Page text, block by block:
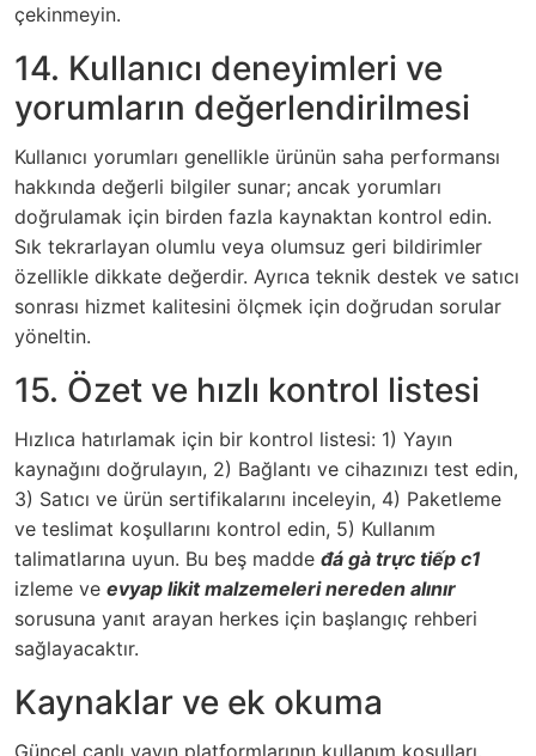
çekinmeyin.
14. Kullanıcı deneyimleri ve
yorumların değerlendirilmesi
Kullanıcı yorumları genellikle ürünün saha performansı
hakkında değerli bilgiler sunar; ancak yorumları
doğrulamak için birden fazla kaynaktan kontrol edin.
Sık tekrarlayan olumlu veya olumsuz geri bildirimler
özellikle dikkate değerdir. Ayrıca teknik destek ve satıcı
sonrası hizmet kalitesini ölçmek için doğrudan sorular
yöneltin.
15. Özet ve hızlı kontrol listesi
Hızlıca hatırlamak için bir kontrol listesi: 1) Yayın
kaynağını doğrulayın, 2) Bağlantı ve cihazınızı test edin,
3) Satıcı ve ürün sertifikalarını inceleyin, 4) Paketleme
ve teslimat koşullarını kontrol edin, 5) Kullanım
talimatlarına uyun. Bu beş madde đá gà trực tiếp c1
izleme ve evyap likit malzemeleri nereden alınır
sorusuna yanıt arayan herkes için başlangıç rehberi
sağlayacaktır.
Kaynaklar ve ek okuma
Güncel canlı yayın platformlarının kullanım koşulları,